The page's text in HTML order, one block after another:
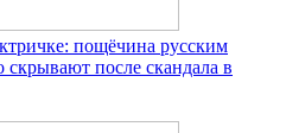
пощёчина русским
скрывают после скандала в